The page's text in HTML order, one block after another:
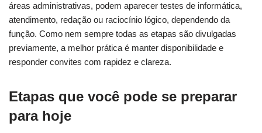
áreas administrativas, podem aparecer testes de informática,
atendimento, redação ou raciocínio lógico, dependendo da
função. Como nem sempre todas as etapas são divulgadas
previamente, a melhor prática é manter disponibilidade e
responder convites com rapidez e clareza.
Etapas que você pode se preparar
para hoje